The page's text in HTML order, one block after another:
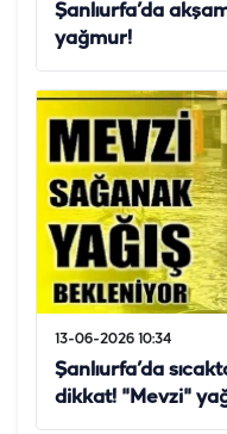
Şanlıurfa’da
yağmur!
13-06-2026 10:34
Şanlıurfa’da
dikkat! "Mevzi"